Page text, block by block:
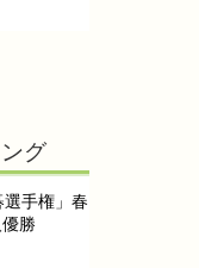
グ
手権」春
勝